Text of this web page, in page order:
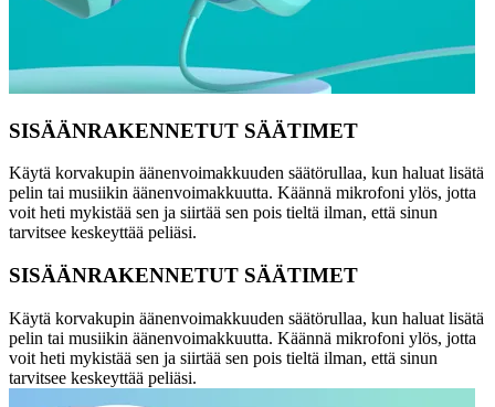
SISÄÄNRAKENNETUT SÄÄTIMET
Käytä korvakupin äänenvoimakkuuden säätörullaa, kun haluat lisätä
pelin tai musiikin äänenvoimakkuutta. Käännä mikrofoni ylös, jotta
voit heti mykistää sen ja siirtää sen pois tieltä ilman, että sinun
tarvitsee keskeyttää peliäsi.
SISÄÄNRAKENNETUT SÄÄTIMET
Käytä korvakupin äänenvoimakkuuden säätörullaa, kun haluat lisätä
pelin tai musiikin äänenvoimakkuutta. Käännä mikrofoni ylös, jotta
voit heti mykistää sen ja siirtää sen pois tieltä ilman, että sinun
tarvitsee keskeyttää peliäsi.